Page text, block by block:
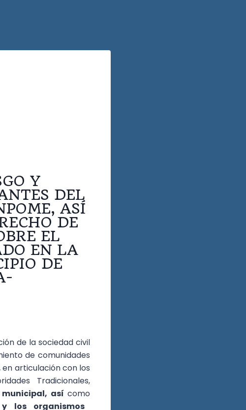
Y
DEL
ASÍ
DE
EL
EN LA
DE
de la sociedad civil
de comunidades
articulación con los
Tradicionales,
así como
los organismos